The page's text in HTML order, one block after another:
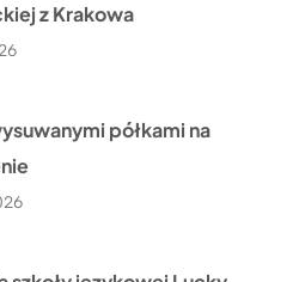
z Krakowa
półkami na